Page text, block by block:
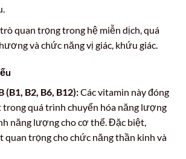
quan trọng trong hệ miễn dịch, quá
và chức năng vị giác, khứu giác.
(B1, B2, B6, B12):Các vitamin này đóng
trong quá trình chuyển hóa năng lượng
năng lượng cho cơ thể. Đặc biệt,
quan trọng cho chức năng thần kinh và